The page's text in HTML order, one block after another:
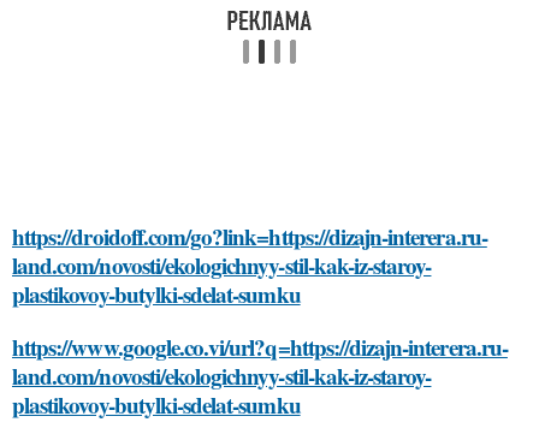
https://droidoff.com/go?link=https://dizajn-interera.ru-
land.com/novosti/ekologichnyy-stil-kak-iz-staroy-
plastikovoy-butylki-sdelat-sumku
https://www.google.co.vi/url?q=https://dizajn-interera.ru-
land.com/novosti/ekologichnyy-stil-kak-iz-staroy-
plastikovoy-butylki-sdelat-sumku